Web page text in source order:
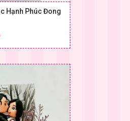
Hạnh Phúc Đong